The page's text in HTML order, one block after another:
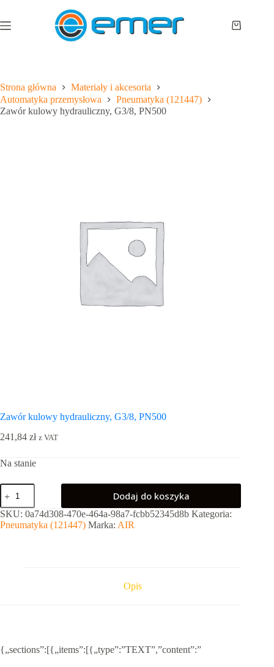
treści
Koszyk
Strona główna
Materiały i akcesoria
Automatyka przemysłowa
Pneumatyka (121447)
Zawór kulowy hydrauliczny, G3/8, PN500
Zawór kulowy hydrauliczny, G3/8, PN500
241,84 zł z VAT
Na stanie
ilość
Zawór
kulowy
hydrauliczny,
G3/8,
Dodaj do koszyka
SKU: 0a74d308-470e-464a-98a7-fcbb52345d8b Kategoria:
Pneumatyka (121447) Marka: AIR
Opis
{„sections”:[{„items”:[{„type”:”TEXT”,”content”:”